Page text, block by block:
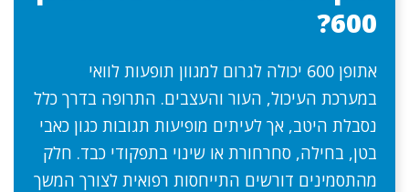
600?
אתופן 600 יכולה לגרום למגוון תופעות לוואי
במערכת העיכול, העור והעצבים. התרופה בדרך כלל
נסבלת היטב, אך לעיתים מופיעות תגובות כגון כאבי
בטן, בחילה, סחרחורת או שינוי בתפקודי כבד. חלק
מהתסמינים דורשים התייחסות רפואית לצורך המשך